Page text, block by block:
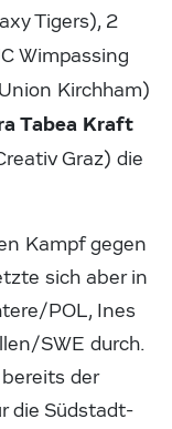
Tigers), 2
Wimpassing
Kirchham)
Tabea Kraft
Graz) die
Kampf gegen
sich aber in
POL, Ines
SWE durch.
der
die Südstadt-